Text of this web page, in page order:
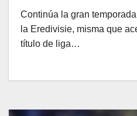
Continúa la gran
la Eredivisie, misma que
título de liga…